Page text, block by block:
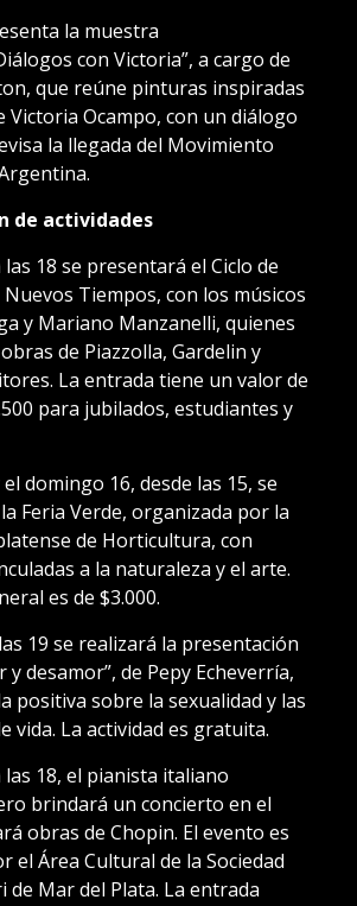
la muestra
con Victoria”, a cargo de
que reúne pinturas inspiradas
Victoria Ocampo, con un diálogo
la llegada del Movimiento
de actividades
las 18 se presentará el Ciclo de
Tiempos, con los músicos
y Mariano Manzanelli, quienes
de Piazzolla, Gardelin y
La entrada tiene un valor de
para jubilados, estudiantes y
domingo 16, desde las 15, se
Feria Verde, organizada por la
de Horticultura, con
a la naturaleza y el arte.
es de $3.000.
19 se realizará la presentación
y desamor”, de Pepy Echeverría,
positiva sobre la sexualidad y las
vida. La actividad es gratuita.
las 18, el pianista italiano
brindará un concierto en el
obras de Chopin. El evento es
el Área Cultural de la Sociedad
de Mar del Plata. La entrada